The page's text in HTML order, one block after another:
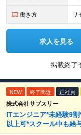
働き方 リ
求人を見る
掲載終了
NEW 終了間近 正社員
株式会社サブスリー
ITエンジニア*未経験9
以上可*スクール中も給